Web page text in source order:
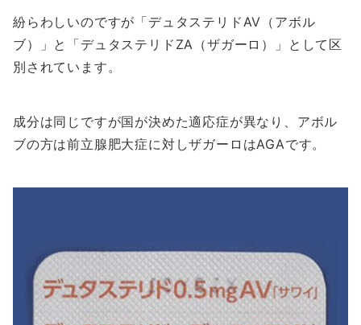
紛らわしいのですが「デュタステリドAV（アボル
ブ）」と「デュタステリドZA（ザガーロ）」として区
別されています。
成分は同じですが国が決めた適応症が異なり、アボル
ブの方は前立腺肥大症に対しザガーロはAGAです。